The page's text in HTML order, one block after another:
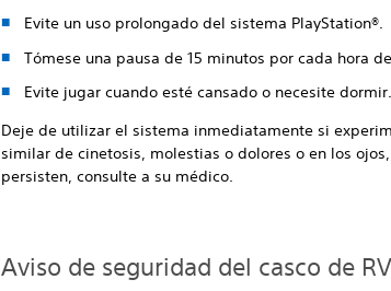
Evite un uso prolongado del sistema PlayStation®.
Tómese una pausa de 15 minutos por cada hora
Evite jugar cuando esté cansado o necesite dormir.
Deje de utilizar el sistema inmediatamente si
similar de cinetosis, molestias o dolores o en los
persisten, consulte a su médico.
Aviso de seguridad del casco de RV